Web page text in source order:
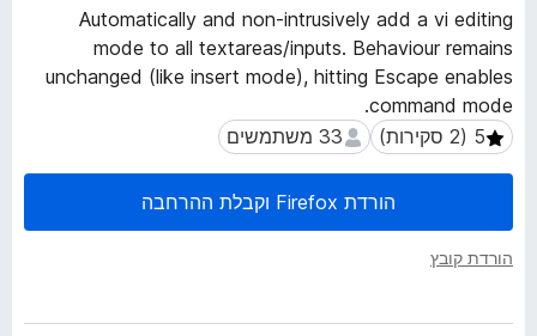
ד
פ
ן
i
r
f
Automatically and non-intrusively add a vi editing
mode to all textareas/inputs. Behaviour remains
unchanged (like insert mode), hitting Escape enables
command mode.
33 משתמשים33 משתמשים
הורדת Firefox וקבלת ההרחבה
הורדת קובץ
ע
ל
ש
ל
ה
ה
ר
ב
ה